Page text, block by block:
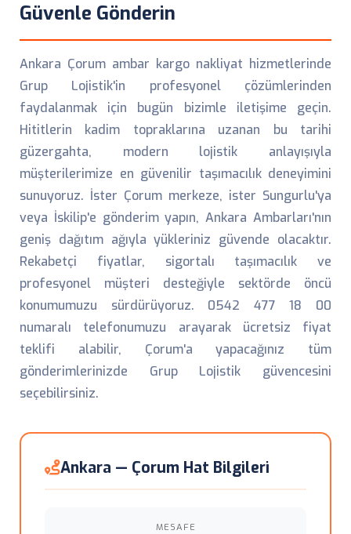
Güvenle Gönderin
Ankara Çorum ambar kargo nakliyat hizmetlerinde
Grup Lojistik'in profesyonel çözümlerinden
faydalanmak için bugün bizimle iletişime geçin.
Hititlerin kadim topraklarına uzanan bu tarihi
güzergahta, modern lojistik anlayışıyla
müşterilerimize en güvenilir taşımacılık deneyimini
sunuyoruz. İster Çorum merkeze, ister Sungurlu'ya
veya İskilip'e gönderim yapın, Ankara Ambarları'nın
geniş dağıtım ağıyla yükleriniz güvende olacaktır.
Rekabetçi fiyatlar, sigortalı taşımacılık ve
profesyonel müşteri desteğiyle sektörde öncü
konumumuzu sürdürüyoruz. 0542 477 18 00
numaralı telefonumuzu arayarak ücretsiz fiyat
teklifi alabilir, Çorum'a yapacağınız tüm
gönderimlerinizde Grup Lojistik güvencesini
seçebilirsiniz.
Ankara — Çorum Hat Bilgileri
MESAFE